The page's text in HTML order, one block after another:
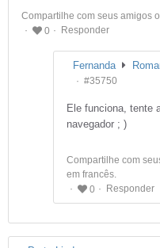
Compartilhe com seus amigos
0
Responder
Fernanda
#35750
Ele funciona, tente
navegador ; )
Compartilhe com
em francês.
0
Responder